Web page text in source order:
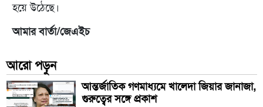
হয়ে উঠেছে।
আমার বার্তা/জেএইচ
আরো পড়ুন
আন্তর্জাতিক গণমাধ্যমে খালেদা জিয়ার জানাজা,
গুরুত্বের সঙ্গে প্রকাশ